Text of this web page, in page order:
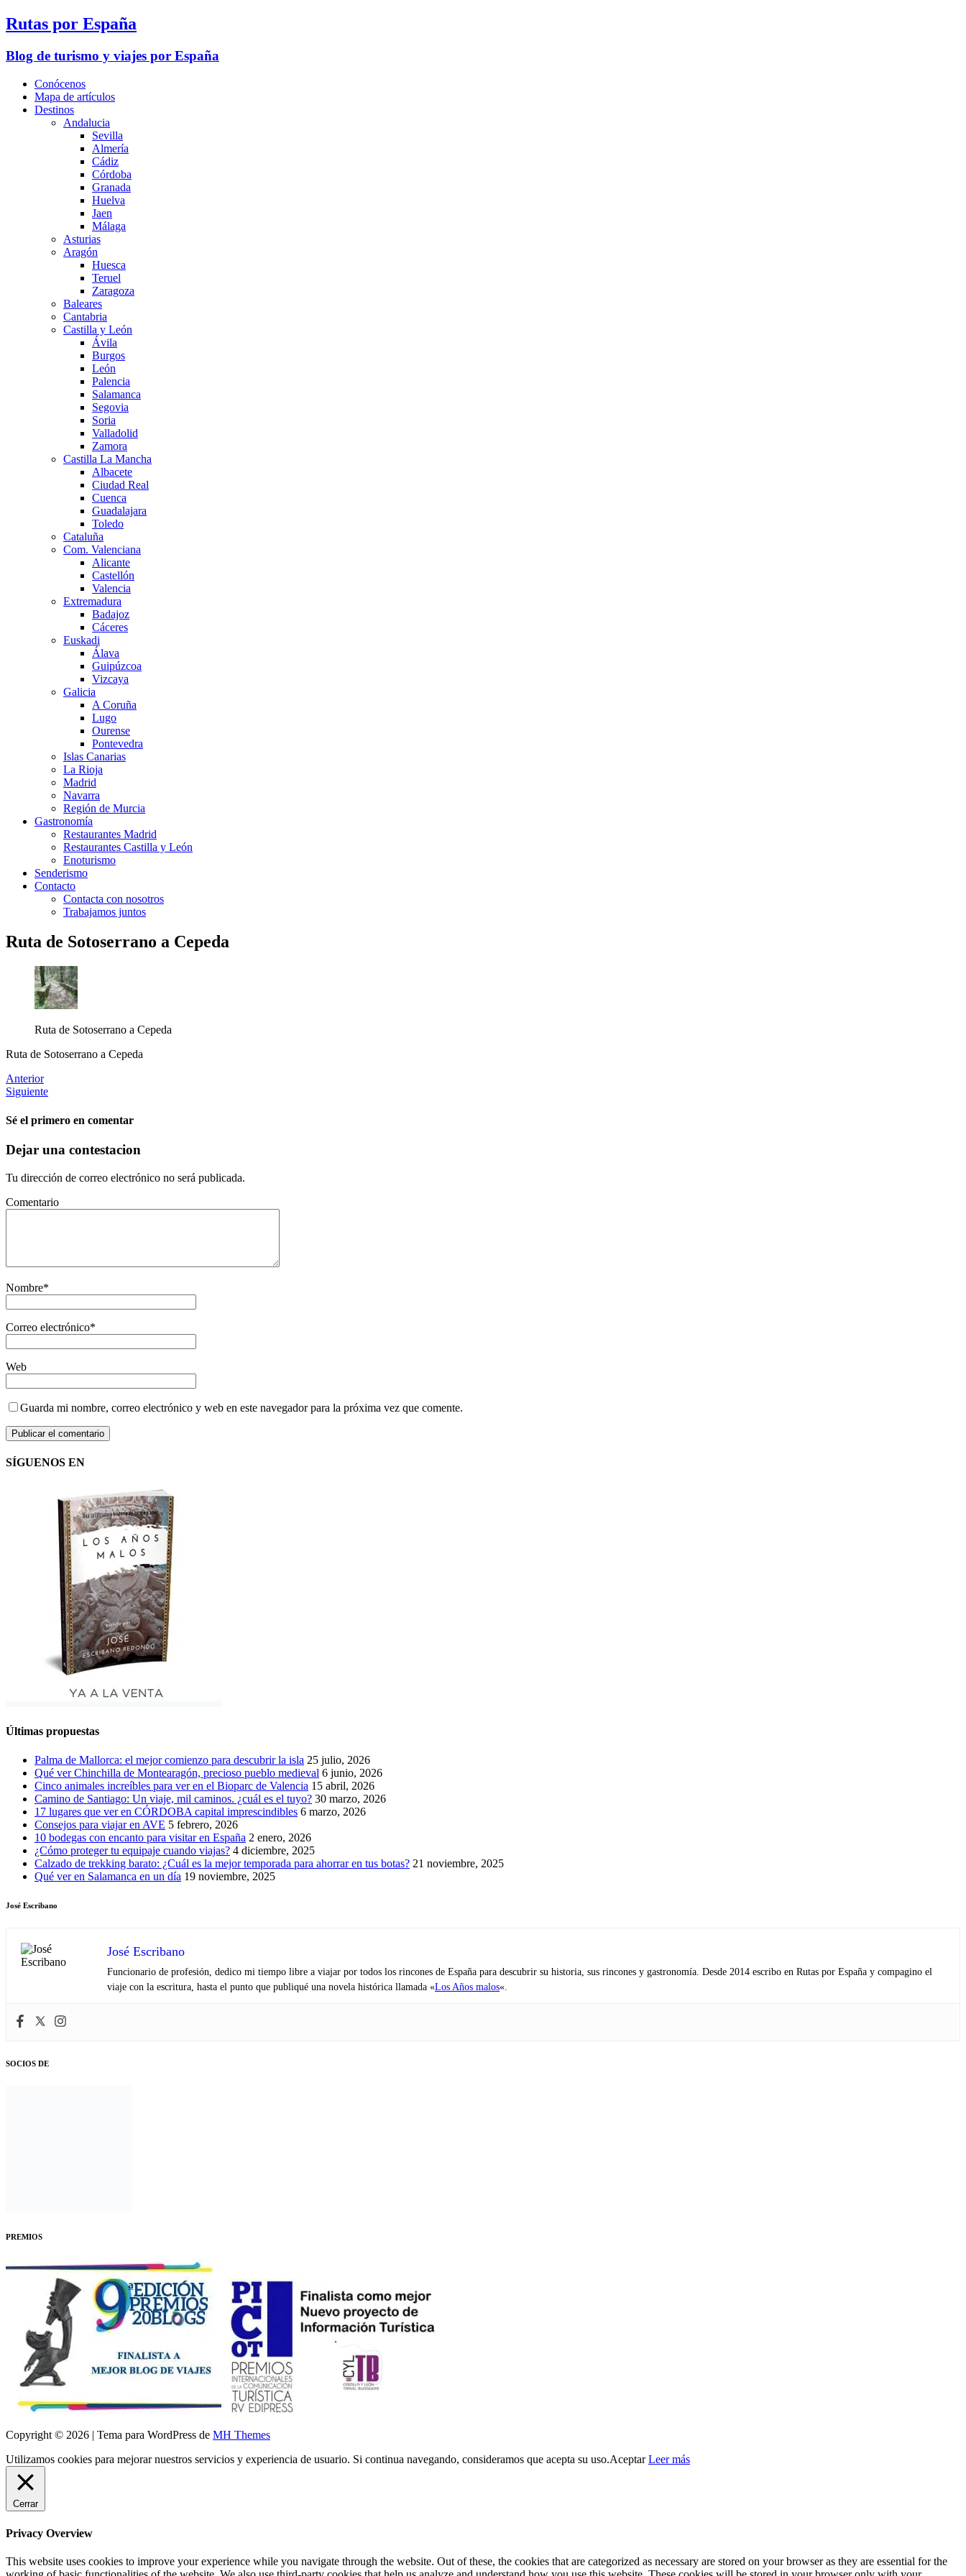
Rutas por España
Blog de turismo y viajes por España
Conócenos
Mapa de artículos
Destinos
Andalucia
Sevilla
Almería
Cádiz
Córdoba
Granada
Huelva
Jaen
Málaga
Asturias
Aragón
Huesca
Teruel
Zaragoza
Baleares
Cantabria
Castilla y León
Ávila
Burgos
León
Palencia
Salamanca
Segovia
Soria
Valladolid
Zamora
Castilla La Mancha
Albacete
Ciudad Real
Cuenca
Guadalajara
Toledo
Cataluña
Com. Valenciana
Alicante
Castellón
Valencia
Extremadura
Badajoz
Cáceres
Euskadi
Álava
Guipúzcoa
Vizcaya
Galicia
A Coruña
Lugo
Ourense
Pontevedra
Islas Canarias
La Rioja
Madrid
Navarra
Región de Murcia
Gastronomía
Restaurantes Madrid
Restaurantes Castilla y León
Enoturismo
Senderismo
Contacto
Contacta con nosotros
Trabajamos juntos
Ruta de Sotoserrano a Cepeda
Ruta de Sotoserrano a Cepeda
Ruta de Sotoserrano a Cepeda
Anterior
Siguiente
Sé el primero en comentar
Dejar una contestacion
Tu dirección de correo electrónico no será publicada.
Comentario
Nombre*
Correo electrónico*
Web
Guarda mi nombre, correo electrónico y web en este navegador para la próxima vez que comente.
SÍGUENOS EN
Últimas propuestas
Palma de Mallorca: el mejor comienzo para descubrir la isla 25 julio, 2026
Qué ver Chinchilla de Montearagón, precioso pueblo medieval 6 junio, 2026
Cinco animales increíbles para ver en el Bioparc de Valencia 15 abril, 2026
Camino de Santiago: Un viaje, mil caminos. ¿cuál es el tuyo? 30 marzo, 2026
17 lugares que ver en CÓRDOBA capital imprescindibles 6 marzo, 2026
Consejos para viajar en AVE 5 febrero, 2026
10 bodegas con encanto para visitar en España 2 enero, 2026
¿Cómo proteger tu equipaje cuando viajas? 4 diciembre, 2025
Calzado de trekking barato: ¿Cuál es la mejor temporada para ahorrar en tus botas? 21 noviembre, 2025
Qué ver en Salamanca en un día 19 noviembre, 2025
José Escribano
José Escribano
Funcionario de profesión, dedico mi tiempo libre a viajar por todos los rincones de España para descubrir su historia, sus rincones y gastronomía. Desde 2014 escribo en Rutas por España y compagino el
viaje con la escritura, hasta el punto que publiqué una novela histórica llamada «Los Años malos«.
SOCIOS DE
PREMIOS
Copyright © 2026 | Tema para WordPress de MH Themes
Utilizamos cookies para mejorar nuestros servicios y experiencia de usuario. Si continua navegando, consideramos que acepta su uso.Aceptar Leer más
Cerrar
Privacy Overview
This website uses cookies to improve your experience while you navigate through the website. Out of these, the cookies that are categorized as necessary are stored on your browser as they are essential for the